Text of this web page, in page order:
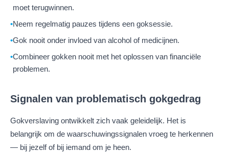
moet terugwinnen.
Neem regelmatig pauzes tijdens een goksessie.
Gok nooit onder invloed van alcohol of medicijnen.
Combineer gokken nooit met het oplossen van financiële
problemen.
Signalen van problematisch gokgedrag
Gokverslaving ontwikkelt zich vaak geleidelijk. Het is
belangrijk om de waarschuwingssignalen vroeg te herkennen
— bij jezelf of bij iemand om je heen.